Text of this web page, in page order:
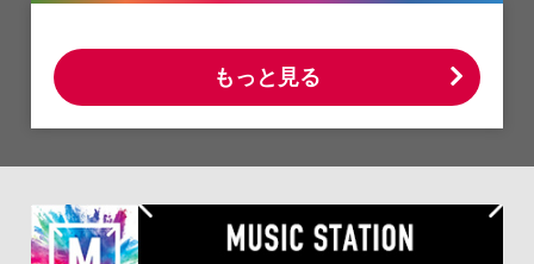
もっと見る